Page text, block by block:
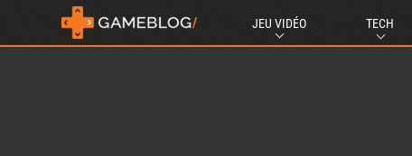
JEU VIDÉO TECH